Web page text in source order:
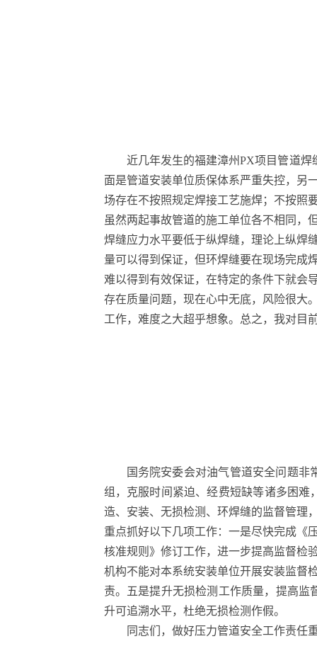
近几年发生的福建漳州PX项目管道焊
面是管道安装单位质保体系严重失控，另
场存在不按照规定焊接工艺施焊；不按照
虽然两起事故管道的施工单位各不相同，
焊缝应力水平要低于纵焊缝，理论上纵焊
量可以得到保证，但环焊缝要在现场完成
难以得到有效保证，在特定的条件下就会
存在质量问题，现在心中无底，风险很大
工作，难度之大超乎想象。总之，我对目
国务院安委会对油气管道安全问题
组，克服时间紧迫、经费短缺等诸多困
造、安装、无损检测、环焊缝的监督管理
重点抓好以下几项工作：一是尽快完成《
核准规则》修订工作，进一步提高监督检
机构不能对本系统安装单位开展安装监督
责。五是提升无损检测工作质量，提高
升可追溯水平，杜绝无损检测作假。
同志们，做好压力管道安全工作责任